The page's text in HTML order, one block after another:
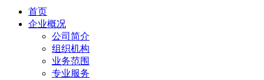
首页
企业概况
公司简介
组织机构
业务范围
专业服务